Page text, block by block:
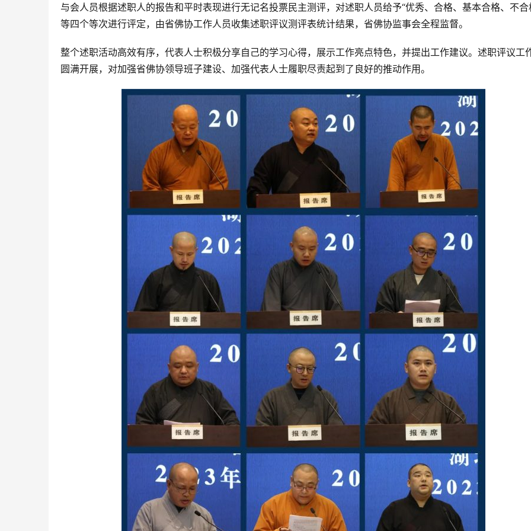
与会人员根据述职人的报告和平时表现进行无记名投票民主测评，对述职人员给予“优秀、合格、基本合格、不合
等四个等次进行评定，由省佛协工作人员收集述职评议测评表统计结果，省佛协监事会全程监督。
整个述职活动高效有序，代表人士积极分享自己的学习心得，展示工作亮点特色，并提出工作建议。述职评议工
圆满开展，对加强省佛协领导班子建设、加强代表人士履职尽责起到了良好的推动作用。